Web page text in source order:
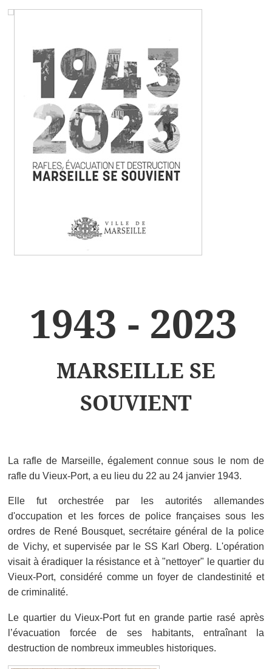
1943 - 2023
MARSEILLE SE
SOUVIENT
La rafle de Marseille, également connue sous le nom de
rafle du Vieux-Port, a eu lieu du 22 au 24 janvier 1943.
Elle fut orchestrée par les autorités allemandes
d'occupation et les forces de police françaises sous les
ordres de René Bousquet, secrétaire général de la police
de Vichy, et supervisée par le SS Karl Oberg. L'opération
visait à éradiquer la résistance et à "nettoyer" le quartier du
Vieux-Port, considéré comme un foyer de clandestinité et
de criminalité.
Le quartier du Vieux-Port fut en grande partie rasé après
l’évacuation forcée de ses habitants, entraînant la
destruction de nombreux immeubles historiques.